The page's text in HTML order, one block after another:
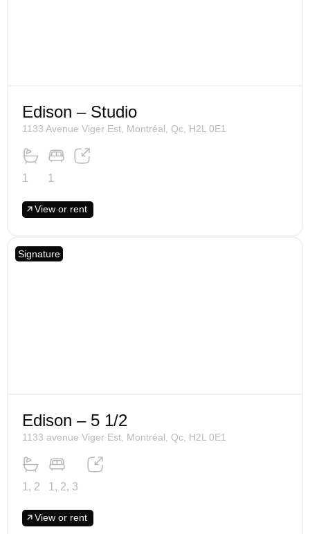
Edison – Studio
1133 Avenue Viger Est, Montréal, Qc, H2L 0E1
1 1
View or rent
Signature
Edison – 5 1/2
1133 avenue Viger Est, Montréal, Qc, H2L 0E1
1, 2 1, 2, 3
View or rent